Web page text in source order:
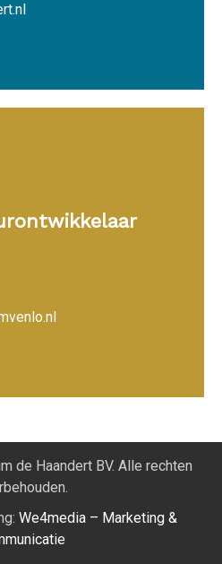
de Haandert BV. Alle rechten
We4media – Marketing &